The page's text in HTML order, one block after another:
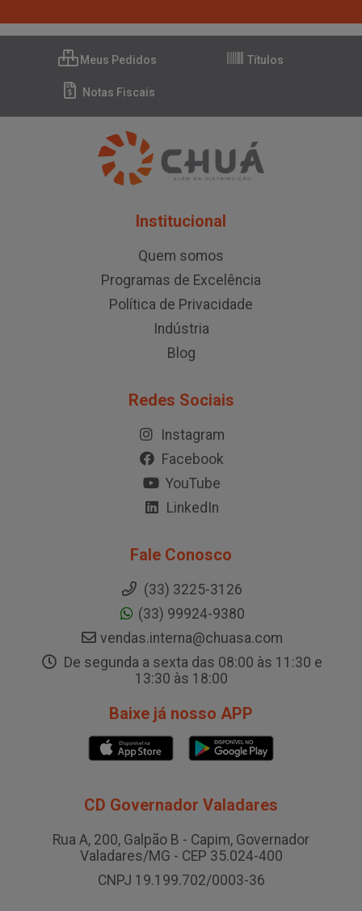
Meus Pedidos Títulos
Notas Fiscais
Institucional
Quem somos
Programas de Excelência
Política de Privacidade
Indústria
Blog
Redes Sociais
Instagram
Facebook
YouTube
LinkedIn
Fale Conosco
(33) 3225-3126
(33) 99924-9380
vendas.interna@chuasa.com
De segunda a sexta das 08:00 às 11:30 e
13:30 às 18:00
Baixe já nosso APP
CD Governador Valadares
Rua A, 200, Galpão B - Capim, Governador
Valadares/MG - CEP 35.024-400
CNPJ 19.199.702/0003-36